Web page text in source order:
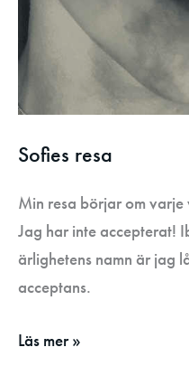
Sofies resa
Min resa börjar om varje
Jag har inte accepterat!
ärlighetens namn är jag
acceptans.
Läs mer »